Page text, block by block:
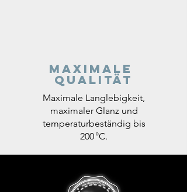
Maximale
Qualität
Maximale Langlebigkeit,
maximaler Glanz und
temperaturbeständig bis
200 °C.